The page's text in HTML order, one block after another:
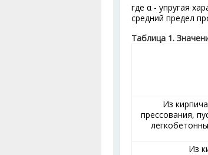
где α - упругая
средний предел
Таблица 1.
Из
прессования,
Из